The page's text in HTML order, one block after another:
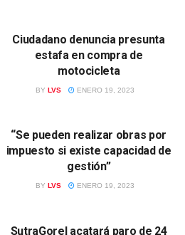
Ciudadano denuncia presunta
estafa en compra de
motocicleta
BY LVS ENERO 19, 2023
“Se pueden realizar obras por
impuesto si existe capacidad de
gestión”
BY LVS ENERO 19, 2023
SutraGorel acatará paro de 24